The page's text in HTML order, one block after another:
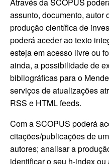
Através da SCOPUS
assunto, documento, autor
produção científica de
poderá aceder ao texto
esteja em acesso livre ou
ainda, a possibilidade de
bibliográficas para o
serviços de atualizações
RSS e HTML feeds.
Com a SCOPUS poderá
citações/publicações de
autores; analisar a
identificar o seu h-index